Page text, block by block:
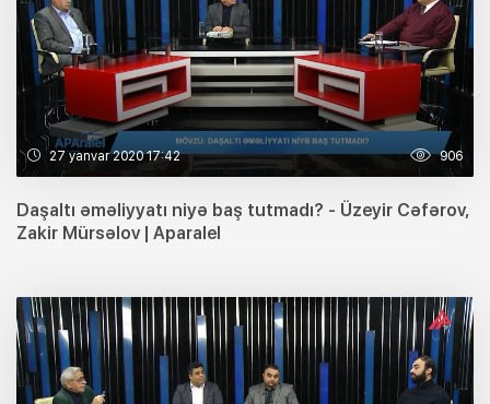
27 yanvar 2020 17:42 906
Daşaltı əməliyyatı niyə baş tutmadı? - Üzeyir Cəfərov,
Zakir Mürsəlov | Aparalel